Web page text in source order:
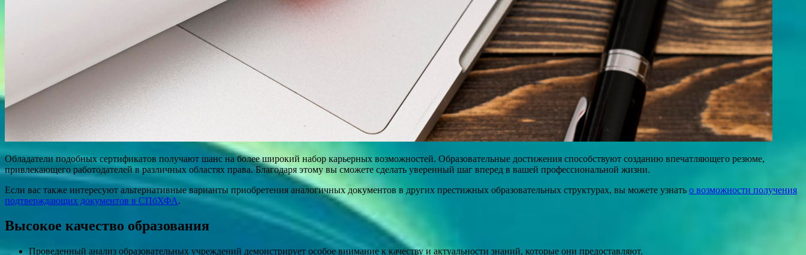
Обладатели подобных сертификатов получают шанс на более широкий набор карьерных возможностей. Образовательные достижения способствуют созданию впечатляющего резюме,
привлекающего работодателей в различных областях права. Благодаря этому вы сможете сделать уверенный шаг вперед в вашей профессиональной жизни.
Если вас также интересуют альтернативные варианты приобретения аналогичных документов в других престижных образовательных структурах, вы можете узнать о возможности получения
подтверждающих документов в СПбХФА.
Высокое качество образования
Проведенный анализ образовательных учреждений демонстрирует особое внимание к качеству и актуальности знаний, которые они предоставляют.